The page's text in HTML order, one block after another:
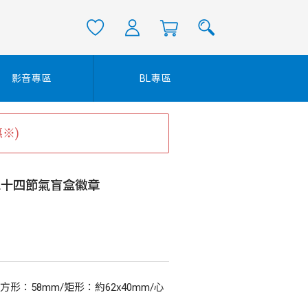
影音專區 BL專區
※)
四節氣盲盒徽章
形：58mm/矩形：約62x40mm/心